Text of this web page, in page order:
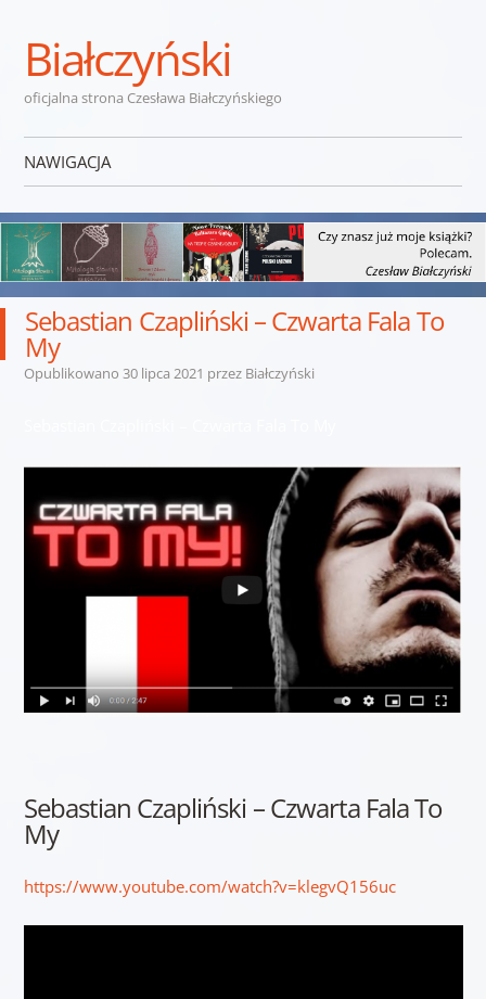
Białczyński
oficjalna strona Czesława Białczyńskiego
NAWIGACJA
Sebastian Czapliński – Czwarta Fala To
My
Opublikowano 30 lipca 2021 przez Białczyński
Sebastian Czapliński – Czwarta Fala To
My
https://www.youtube.com/watch?v=klegvQ156uc